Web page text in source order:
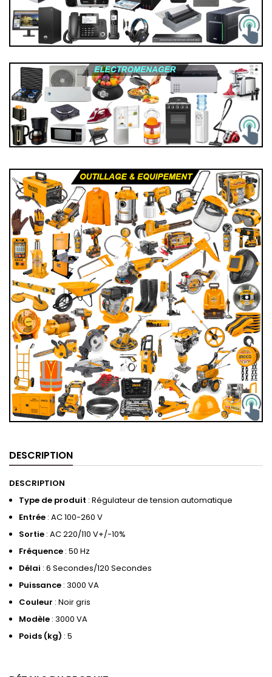
DESCRIPTION
DESCRIPTION
Type de produit : Régulateur de tension automatique
Entrée : AC 100-260 V
Sortie : AC 220/110 V+/-10%
Fréquence : 50 Hz
Délai : 6 Secondes/120 Secondes
Puissance : 3000 VA
Couleur : Noir gris
Modèle : 3000 VA
Poids (kg) : 5